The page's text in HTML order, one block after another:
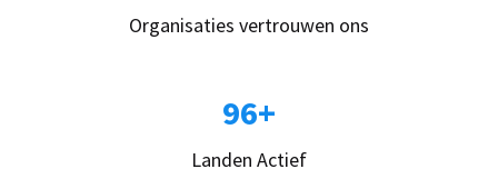
Organisaties vertrouwen ons
96+
Landen Actief